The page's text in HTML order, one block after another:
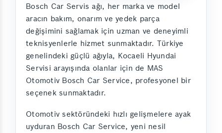
Bosch Car Servis ağı, her marka ve model
aracın bakım, onarım ve yedek parça
değişimini sağlamak için uzman ve deneyimli
teknisyenlerle hizmet sunmaktadır. Türkiye
genelindeki güçlü ağıyla, Kocaeli Hyundai
Servisi arayışında olanlar için de MAS
Otomotiv Bosch Car Service, profesyonel bir
seçenek sunmaktadır.
Otomotiv sektöründeki hızlı gelişmelere ayak
uyduran Bosch Car Service, yeni nesil